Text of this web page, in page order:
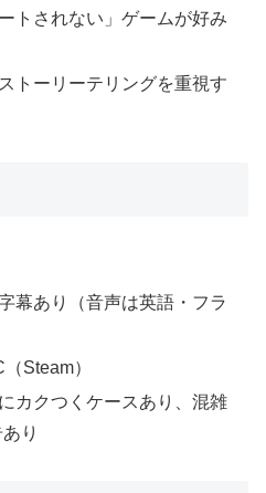
トされない」ゲームが好み
トーリーテリングを重視す
幕あり（音声は英語・フラ
Steam）
カクつくケースあり、混雑
り